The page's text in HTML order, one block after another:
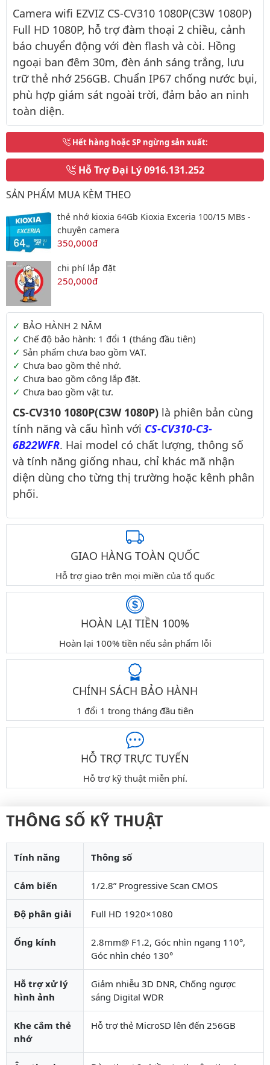
Camera wifi EZVIZ CS-CV310 1080P(C3W 1080P)
Full HD 1080P, hỗ trợ đàm thoại 2 chiều, cảnh
báo chuyển động với đèn flash và còi. Hồng
ngoại ban đêm 30m, đèn ánh sáng trắng, lưu
trữ thẻ nhớ 256GB. Chuẩn IP67 chống nước bụi,
phù hợp giám sát ngoài trời, đảm bảo an ninh
toàn diện.
Hết hàng hoặc SP ngừng sản xuất:
Hỗ Trợ Đại Lý0916.131.252
SẢN PHẨM MUA KÈM THEO
thẻ nhớ kioxia 64Gb Kioxia Exceria 100/15 MBs -
chuyên camera
350,000đ
chi phí lắp đặt
250,000đ
Thông tin thêm
BẢO HÀNH 2 NĂM
Chế độ bảo hành: 1 đổi 1 (tháng đầu tiên)
Sản phẩm chưa bao gồm VAT.
Chưa bao gồm thẻ nhớ.
Chưa bao gồm công lắp đặt.
Chưa bao gồm vật tư.
CS-CV310 1080P(C3W 1080P) là phiên bản cùng
tính năng và cấu hình với CS-CV310-C3-
6B22WFR. Hai model có chất lượng, thông số
và tính năng giống nhau, chỉ khác mã nhận
diện dùng cho từng thị trường hoặc kênh phân
phối.
GIAO HÀNG TOÀN QUỐC
Hỗ trợ giao trên mọi miền của tổ quốc
HOÀN LẠI TIỀN 100%
Hoàn lại 100% tiền nếu sản phẩm lỗi
CHÍNH SÁCH BẢO HÀNH
1 đổi 1 trong tháng đầu tiên
HỖ TRỢ TRỰC TUYẾN
Hỗ trợ kỹ thuật miễn phí.
THÔNG SỐ KỸ THUẬT
Tính năng Thông số
Cảm biến 1/2.8” Progressive Scan CMOS
Độ phân giải Full HD 1920×1080
Ống kính
2.8mm@ F1.2, Góc nhìn ngang 110°,
Góc nhìn chéo 130°
Hỗ trợ xử lý
hình ảnh
Giảm nhiễu 3D DNR, Chống ngược
sáng Digital WDR
Khe cắm thẻ
nhớ
Hỗ trợ thẻ MicroSD lên đến 256GB